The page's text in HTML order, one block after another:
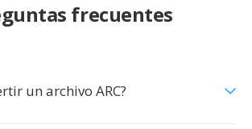
frecuentes
un archivo ARC?